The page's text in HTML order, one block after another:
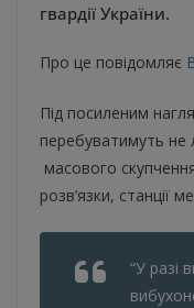
гвардії України.
Про це повідомляє
Під посиленим
перебуватимуть не
масового
розв’язки, станції
“У разі